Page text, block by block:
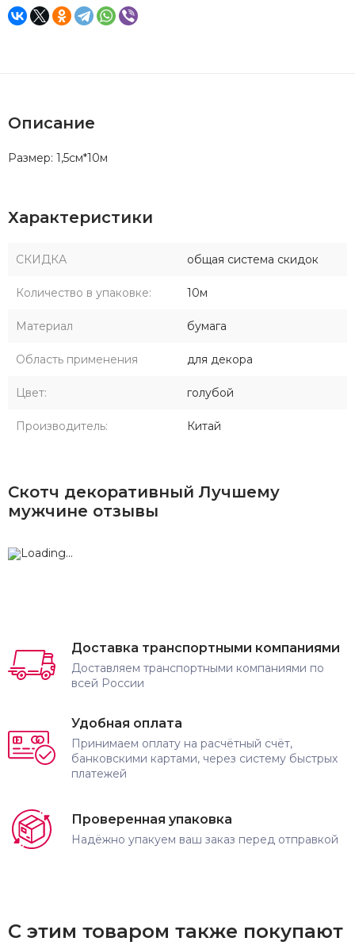
Описание
Размер: 1,5см*10м
Характеристики
СКИДКА общая система скидок
Количество в упаковке: 10м
Материал бумага
Область применения для декора
Цвет: голубой
Производитель: Китай
Скотч декоративный Лучшему
мужчине отзывы
Доставка транспортными компаниями
Доставляем транспортными компаниями по
всей России
Удобная оплата
Принимаем оплату на расчётный счёт,
банковскими картами, через систему быстрых
платежей
Проверенная упаковка
Надёжно упакуем ваш заказ перед отправкой
С этим товаром также покупают